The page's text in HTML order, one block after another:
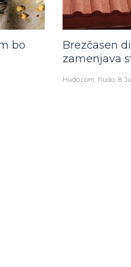
bo
Brezčasen
zamenjava
Hudo.com hudo 8.